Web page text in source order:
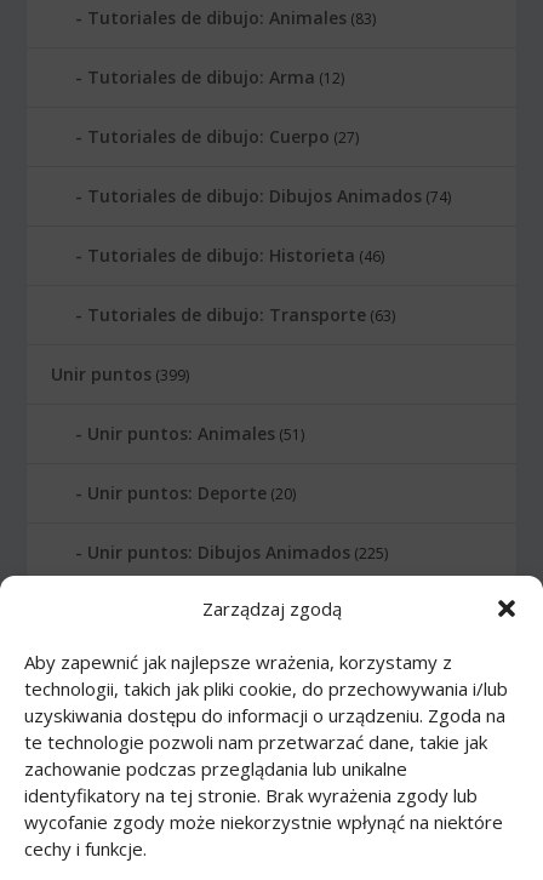
Zarządzaj zgodą
Aby zapewnić jak najlepsze wrażenia, korzystamy z
technologii, takich jak pliki cookie, do przechowywania i/lub
uzyskiwania dostępu do informacji o urządzeniu. Zgoda na
te technologie pozwoli nam przetwarzać dane, takie jak
zachowanie podczas przeglądania lub unikalne
identyfikatory na tej stronie. Brak wyrażenia zgody lub
wycofanie zgody może niekorzystnie wpłynąć na niektóre
cechy i funkcje.
Tutoriales de dibujo: Animales (83)
Tutoriales de dibujo: Arma (12)
Tutoriales de dibujo: Cuerpo (27)
Tutoriales de dibujo: Dibujos Animados (74)
Tutoriales de dibujo: Historieta (46)
Tutoriales de dibujo: Transporte (63)
Unir puntos (399)
Unir puntos: Animales (51)
Unir puntos: Deporte (20)
Unir puntos: Dibujos Animados (225)
Unir puntos: Edificios(24)
Unir puntos: Instrumentos musicales(14)
Unir puntos: Letras
Unir puntos: Numeros(12)
Unir puntos: Planetas